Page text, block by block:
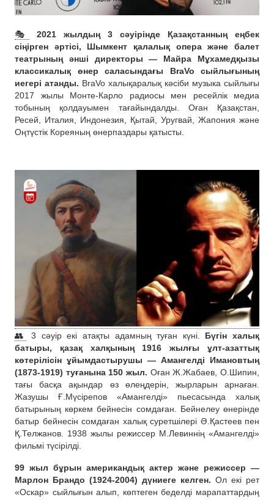
🎭
2021 жылдың 3 сәуірінде Қазақстанның еңбек
сіңірген әртісі, Шымкент қалалық опера және балет
театрының әнші директоры — Майра Мұхамедқызы
классикалық өнер саласындағы BraVo сыйлығының
иегері атанды. BraVo халықаралық кәсіби музыка сыйлығы
2017 жылы Монте-Карло радиосы мен ресейлік медиа
тобының қолдауымен тағайындалды. Оған Қазақстан,
Ресей, Италия, Индонезия, Қытай, Уругвай, Жапония және
Оңтүстік Кореяның өнерпаздары қатысты.
👥 3 сәуір екі атақты адамның туған күні. Бүгін халық
батыры, қазақ халқының 1916 жылғы ұлт-азаттық
көтерілісін ұйымдастырушы — Амангелді Имановтың
(1873-1919) туғанына 150 жыл. Оған Ж.Жабаев, О.Шипин,
тағы басқа ақындар өз өлеңдерін, жырларын арнаған.
Жазушы Ғ.Мүсірепов «Амангелді» пьесасында халық
батырының көркем бейнесін сомдаған. Бейнелеу өнерінде
батыр бейнесін сомдаған халық суретшілері Ә.Қастеев пен
Қ.Телжанов. 1938 жылы режиссер М.Левиннің «Амангелді»
фильмі түсірілді.
99 жыл бұрын американдық актер және режиссер —
Марлон Брандо (1924-2004) дүниеге келген. Ол екі рет
«Оскар» сыйлығын алып, көптеген беделді марапаттардың